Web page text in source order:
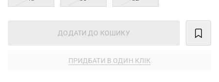
ДОДАТИ ДО КОШИКУ
ПРИДБАТИ В ОДИН КЛІК